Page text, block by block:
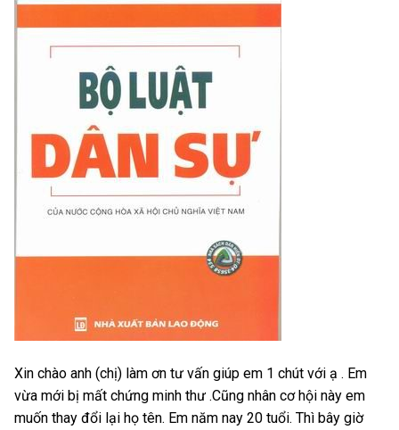
Xin chào anh (chị) làm ơn tư vấn giúp em 1 chút với ạ . Em
vừa mới bị mất chứng minh thư .Cũng nhân cơ hội này em
muốn thay đổi lại họ tên. Em năm nay 20 tuổi. Thì bây giờ